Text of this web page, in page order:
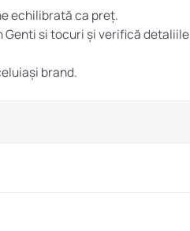
echilibrată ca preț.
Genti si tocuri și verifică detaliile
brand.